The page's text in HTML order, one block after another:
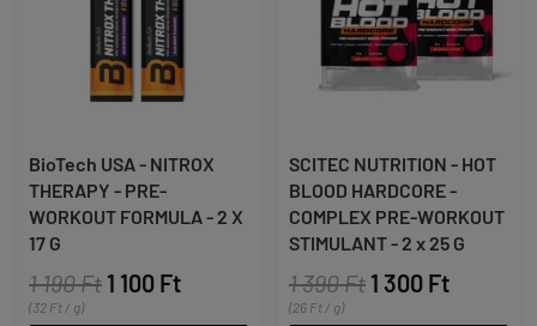
BioTech USA - NITROX
THERAPY - PRE-
WORKOUT FORMULA - 2 X
17 G
1 190 Ft 1 100 Ft
(32 Ft / g)
SCITEC NUTRITION - HOT
BLOOD HARDCORE -
COMPLEX PRE-WORKOUT
STIMULANT - 2 x 25 G
1 390 Ft 1 300 Ft
(26 Ft / g)